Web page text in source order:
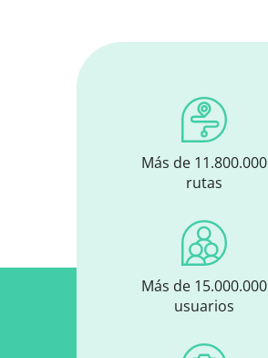
Más de 11.800.000
rutas
Más de 15.000.000
usuarios